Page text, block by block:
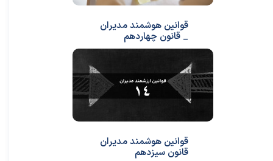
قوانین هوشمند مدیران
_ قانون چهاردهم
قوانین هوشمند مدیران
قانون سیزدهم